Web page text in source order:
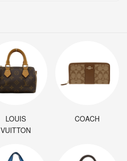
LOUIS
VUITTON
COACH